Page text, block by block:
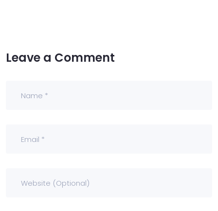
Leave a Comment